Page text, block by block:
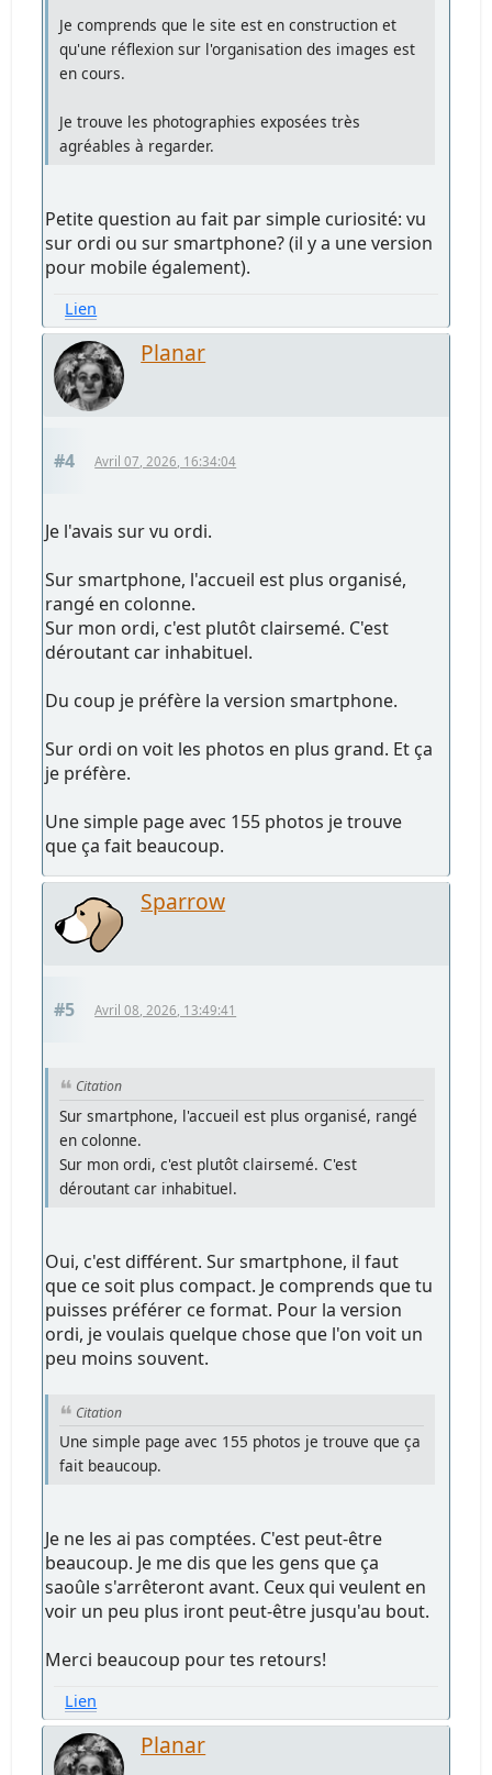
Je comprends que le site est en construction et
qu'une réflexion sur l'organisation des images est
en cours.
Je trouve les photographies exposées très
agréables à regarder.
Petite question au fait par simple curiosité: vu
sur ordi ou sur smartphone? (il y a une version
pour mobile également).
Lien
Planar
#4 Avril 07, 2026, 16:34:04
Je l'avais sur vu ordi.
Sur smartphone, l'accueil est plus organisé,
rangé en colonne.
Sur mon ordi, c'est plutôt clairsemé. C'est
déroutant car inhabituel.
Du coup je préfère la version smartphone.
Sur ordi on voit les photos en plus grand. Et ça
je préfère.
Une simple page avec 155 photos je trouve
que ça fait beaucoup.
Sparrow
#5 Avril 08, 2026, 13:49:41
Citation
Sur smartphone, l'accueil est plus organisé, rangé
en colonne.
Sur mon ordi, c'est plutôt clairsemé. C'est
déroutant car inhabituel.
Oui, c'est différent. Sur smartphone, il faut
que ce soit plus compact. Je comprends que tu
puisses préférer ce format. Pour la version
ordi, je voulais quelque chose que l'on voit un
peu moins souvent.
Citation
Une simple page avec 155 photos je trouve que ça
fait beaucoup.
Je ne les ai pas comptées. C'est peut-être
beaucoup. Je me dis que les gens que ça
saoûle s'arrêteront avant. Ceux qui veulent en
voir un peu plus iront peut-être jusqu'au bout.
Merci beaucoup pour tes retours!
Lien
Planar